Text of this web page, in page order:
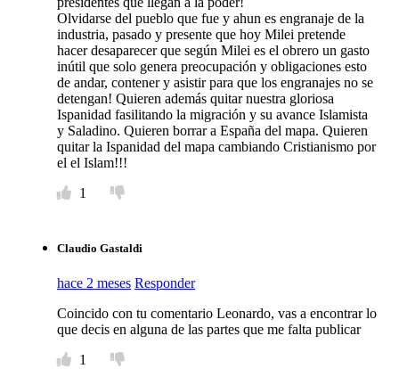
Olvidarse del pueblo que fue y ahun es engranaje de la
industria, pasado y presente que hoy Milei pretende
hacer desaparecer que según Milei es el obrero un gasto
inútil que solo genera preocupación y obligaciones esto
de andar, contener y asistir para que los engranajes no se
detengan! Quieren además quitar nuestra gloriosa
Ispanidad fasilitando la migración y su avance Islamista
y Saladino. Quieren borrar a España del mapa. Quieren
quitar la Ispanidad del mapa cambiando Cristianismo por
el el Islam!!!
1
Claudio Gastaldi
hace 2 meses Responder
Coincido con tu comentario Leonardo, vas a encontrar lo
que decis en alguna de las partes que me falta publicar
1